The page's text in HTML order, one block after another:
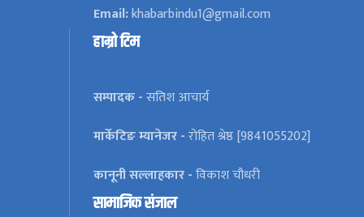
Email:khabarbindu1@gmail.com
हाम्रो टिम
सम्पादक -सतिश आचार्य
मार्केटिङ म्यानेजर -रोहित श्रेष्ठ [9841055202]
कानूनी सल्लाहकार -विकाश चौधरी
सामाजिक संजाल